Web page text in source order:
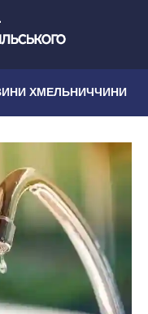
ХМЕЛЬНИЧЧИНИ